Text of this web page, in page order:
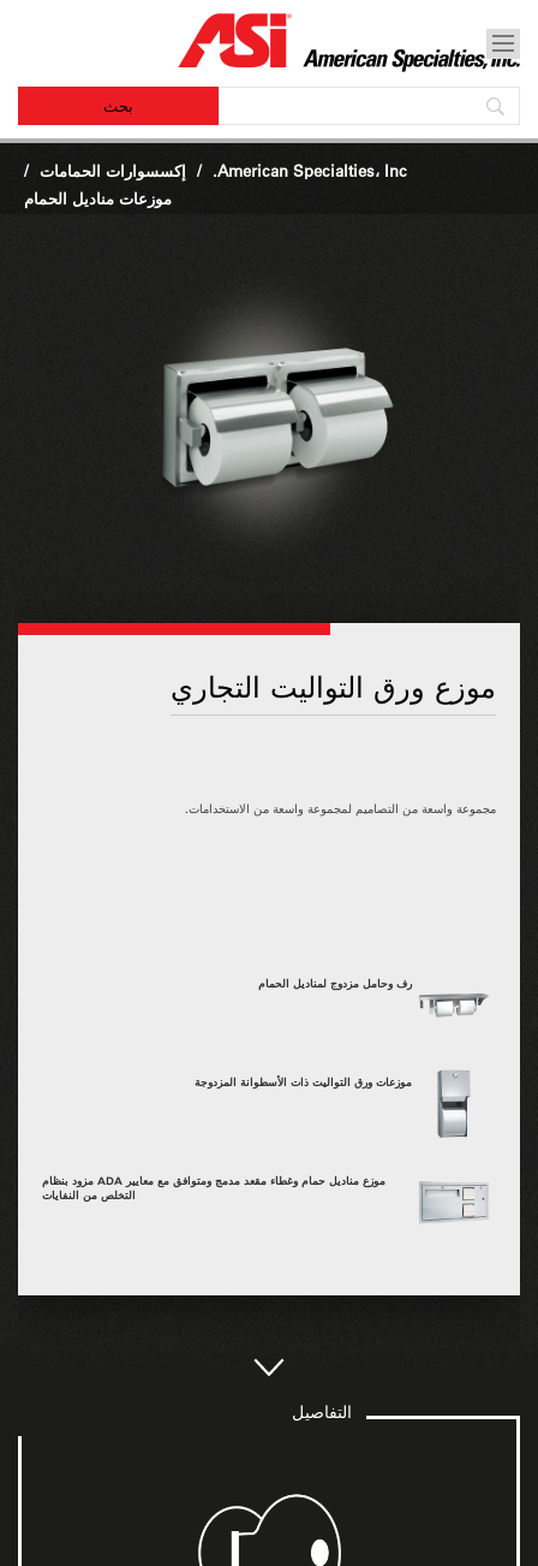
American Specialties، Inc. إكسسوارات الحمامات /
موزعات مناديل الحمام
موزع ورق التواليت التجاري
مجموعة واسعة من التصاميم لمجموعة واسعة من الاستخدامات.
رف وحامل مزدوج لمناديل الحمام
موزعات ورق التواليت ذات الأسطوانة المزدوجة
موزع مناديل حمام وغطاء مقعد مدمج ومتوافق مع معايير ADA مزود بنظام
التخلص من النفايات
التفاصيل